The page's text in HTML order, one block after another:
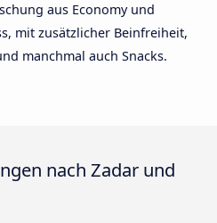
aus Economy und
mit zusätzlicher Beinfreiheit,
manchmal auch Snacks.
nach Zadar und